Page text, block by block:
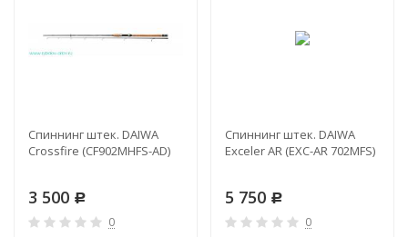
Спиннинг штек. DAIWA
Crossfire (CF902MHFS-AD)
3 500 Р
0
Спиннинг штек. DAIWA
Exceler AR (EXC-AR 702MFS)
5 750 Р
0